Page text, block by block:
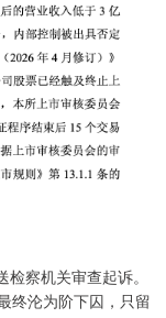
察机关审查起诉。
终沦为阶下囚，只留